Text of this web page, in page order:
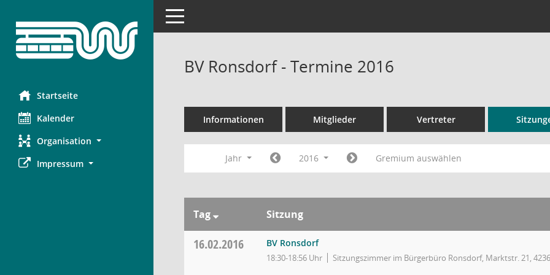
Startseite
Kalender
Organisation
Impressum
Toggle navigation
BV Ronsdorf - Termine 2016
Informationen Mitglieder Vertreter
Jahr 2016 Gremium auswählen
Tag Sitzung
16.02.2016 BV Ronsdorf
18:30-18:56 Uhr Sitzungszimmer im Bürgerbüro Ronsdorf, Marktstr. 21,